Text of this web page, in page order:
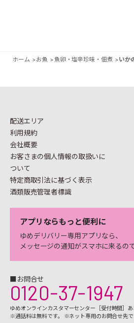
ホーム >お魚 >魚卵・塩辛珍味・佃煮 >いか
配送エリア
利用規約
会社概要
お客さまの個人情報の取扱いに
ついて
特定商取引法に基づく表示
酒類販売管理者標識
アプリならもっと便利に
ゆめデリバリー専用アプリなら、
メッセージの通知がスマホに来るの
■お問合せ
0120-37-1947
ゆめオンラインカスタマーセンター［受付時間］
※通話料は無料です。 ※ネット専用のお問合せ先で